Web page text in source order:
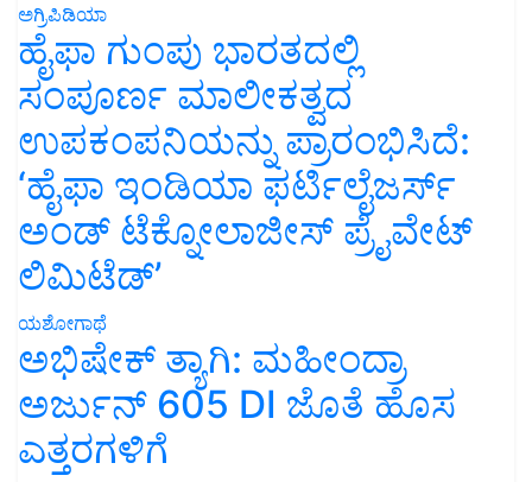
ಅಗ್ರಿಪಿಡಿಯಾ
ಹೈಫಾ ಗುಂಪು ಭಾರತದಲ್ಲಿ
ಸಂಪೂರ್ಣ ಮಾಲೀಕತ್ವದ
ಉಪಕಂಪನಿಯನ್ನು ಪ್ರಾರಂಭಿಸಿದೆ:
‘ಹೈಫಾ ಇಂಡಿಯಾ ಫರ್ಟಿಲೈಜರ್ಸ್
ಅಂಡ್ ಟೆಕ್ನೋಲಾಜೀಸ್ ಪ್ರೈವೇಟ್
ಲಿಮಿಟೆಡ್’
ಯಶೋಗಾಥೆ
ಅಭಿಷೇಕ್ ತ್ಯಾಗಿ: ಮಹೀಂದ್ರಾ
ಅರ್ಜುನ್ 605 DI ಜೊತೆ ಹೊಸ
ಎತ್ತರಗಳಿಗೆ